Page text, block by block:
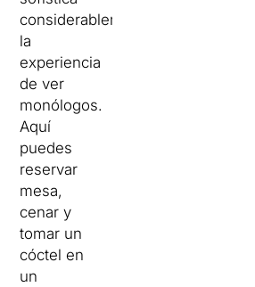
considerablemente
la
experiencia
de ver
monólogos.
Aquí
puedes
reservar
mesa,
cenar y
tomar un
cóctel en
un